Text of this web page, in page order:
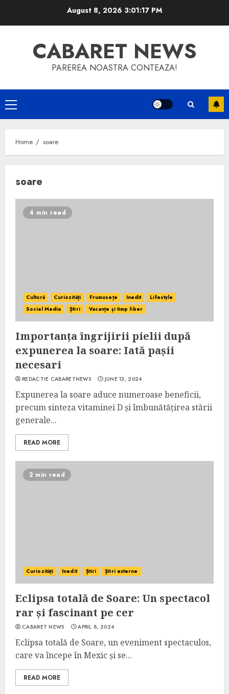
August 8, 2026 3:01:17 PM
CABARET NEWS
PAREREA NOASTRA CONTEAZA!
Primary
Menu
Home soare
soare
4 min read
Cultură Curiozități Frumusețe Inedit
Lifestyle
Social Media
Știri Vacanțe și timp liber
Importanța îngrijirii pielii după
expunerea la soare: Iată pașii
necesari
REDACTIE CABARETNEWS JUNE 13, 2024
Expunerea la soare aduce numeroase beneficii,
precum sinteza vitaminei D și îmbunătățirea stării
generale...
READ MORE
2 min read
Curiozități Inedit Știri Știri externe
Eclipsa totală de Soare: Un spectacol
rar și fascinant pe cer
CABARET NEWS APRIL 8, 2024
Eclipsa totală de Soare, un eveniment spectaculos,
care va începe în Mexic și se...
READ MORE